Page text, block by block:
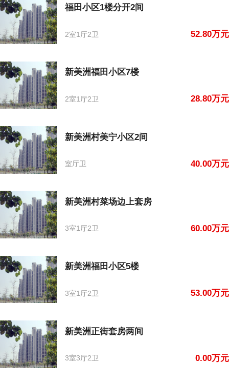
福田小区1楼分开2间
2室1厅2卫 52.80万元
新美洲福田小区7楼
2室1厅2卫 28.80万元
新美洲村美宁小区2间
室厅卫 40.00万元
新美洲村菜场边上套房
3室1厅2卫 60.00万元
新美洲福田小区5楼
3室1厅2卫 53.00万元
新美洲正街套房两间
3室3厅2卫 0.00万元